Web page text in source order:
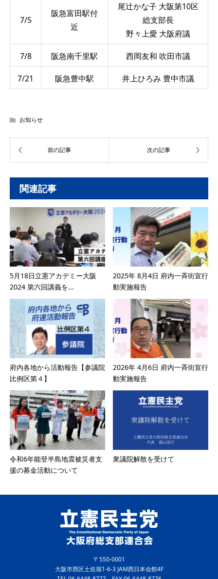
7/5
阪急富田駅付
近
尾辻かな子 大阪第10区
総支部長
野々上愛 大阪府議
7/8 阪急南千里駅 西岡友和 吹田市議
7/21 阪急豊中駅 井上ひろみ 豊中市議
お知らせ
関連記事
5月18日立憲アカデミー大阪
2024 第六回講義を...
2025年 8月4日 府内一斉街宣行
動実施報告
府内各地から活動報告【参議院
比例区第４】
2026年 4月6日 府内一斉街宣行
動実施報告
令和6年能登半島地震被災者支
援の募金活動について
衆議院解散を受けて
〒550-0001
大阪市西区土佐堀1-6-3 JAM西日本会館4F